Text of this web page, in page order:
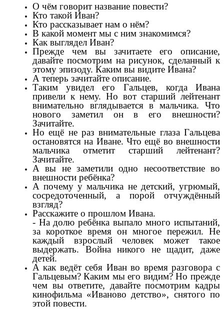
О чём говорит название повести?
Кто такой Иван?
Кто рассказывает нам о нём?
В какой момент мы с ним знакомимся?
Как выглядел Иван?
Прежде чем вы зачитаете его описание,
давайте посмотрим на рисунок, сделанный к
этому эпизоду. Каким вы видите Ивана?
А теперь зачитайте описание.
Таким увидел его Гальцев, когда Ивана
привели к нему. Но вот старший лейтенант
внимательно вглядывается в мальчика. Что
нового заметил он в его внешности?
Зачитайте.
Но ещё не раз внимательные глаза Гальцева
остановятся на Иване. Что ещё во внешности
мальчика отметит старший лейтенант?
Зачитайте.
А вы не заметили одно несоответствие во
внешности ребёнка?
А почему у мальчика не детский, угрюмый,
сосредоточенный, а порой отчуждённый
взгляд?
Расскажите о прошлом Ивана.
- На долю ребёнка выпало много испытаний,
за короткое время он многое пережил. Не
каждый взрослый человек может такое
выдержать. Война никого не щадит, даже
детей.
А как ведёт себя Иван во время разговора с
Гальцевым? Каким мы его видим? Но прежде
чем вы ответите, давайте посмотрим кадры
кинофильма «Иваново детство», снятого по
этой повести.